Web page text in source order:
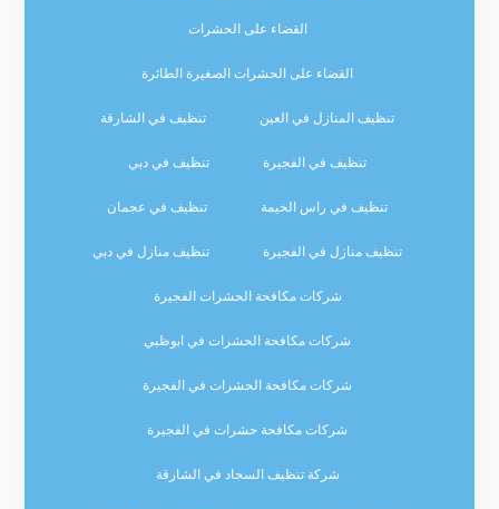
القضاء على الحشرات
القضاء على الحشرات الصغيرة الطائرة
تنظيف المنازل في العين تنظيف في الشارقة
تنظيف في الفجيرة تنظيف في دبي
تنظيف في راس الخيمة تنظيف في عجمان
تنظيف منازل في الفجيرة تنظيف منازل في دبي
شركات مكافحة الحشرات الفجيرة
شركات مكافحة الحشرات في ابوظبي
شركات مكافحة الحشرات في الفجيرة
شركات مكافحة حشرات في الفجيرة
شركة تنظيف السجاد في الشارقة